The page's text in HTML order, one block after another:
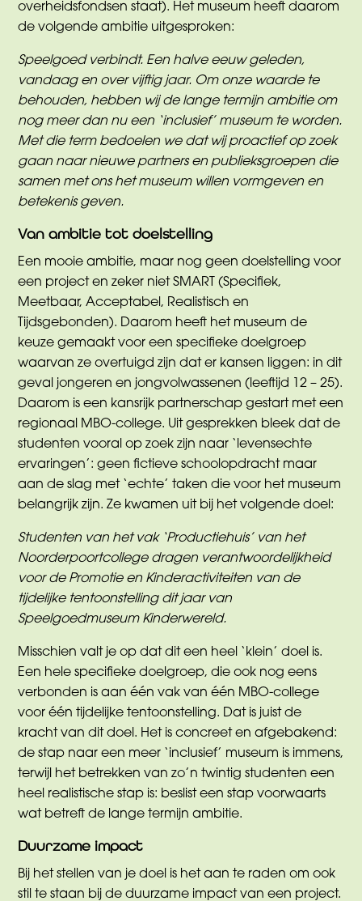
overheidsfondsen staat). Het museum heeft daarom
de volgende ambitie uitgesproken:
Speelgoed verbindt. Een halve eeuw geleden,
vandaag en over vijftig jaar. Om onze waarde te
behouden, hebben wij de lange termijn ambitie om
nog meer dan nu een ‘inclusief’ museum te worden.
Met die term bedoelen we dat wij proactief op zoek
gaan naar nieuwe partners en publieksgroepen die
samen met ons het museum willen vormgeven en
betekenis geven.
Van ambitie tot doelstelling
Een mooie ambitie, maar nog geen doelstelling voor
een project en zeker niet SMART (Specifiek,
Meetbaar, Acceptabel, Realistisch en
Tijdsgebonden). Daarom heeft het museum de
keuze gemaakt voor een specifieke doelgroep
waarvan ze overtuigd zijn dat er kansen liggen: in dit
geval jongeren en jongvolwassenen (leeftijd 12 – 25).
Daarom is een kansrijk partnerschap gestart met een
regionaal MBO-college. Uit gesprekken bleek dat de
studenten vooral op zoek zijn naar ‘levensechte
ervaringen’: geen fictieve schoolopdracht maar
aan de slag met ‘echte’ taken die voor het museum
belangrijk zijn. Ze kwamen uit bij het volgende doel:
Studenten van het vak ‘Productiehuis’ van het
Noorderpoortcollege dragen verantwoordelijkheid
voor de Promotie en Kinderactiviteiten van de
tijdelijke tentoonstelling dit jaar van
Speelgoedmuseum Kinderwereld.
Misschien valt je op dat dit een heel ‘klein’ doel is.
Een hele specifieke doelgroep, die ook nog eens
verbonden is aan één vak van één MBO-college
voor één tijdelijke tentoonstelling. Dat is juist de
kracht van dit doel. Het is concreet en afgebakend:
de stap naar een meer ‘inclusief’ museum is immens,
terwijl het betrekken van zo’n twintig studenten een
heel realistische stap is: beslist een stap voorwaarts
wat betreft de lange termijn ambitie.
Duurzame impact
Bij het stellen van je doel is het aan te raden om ook
stil te staan bij de duurzame impact van een project.